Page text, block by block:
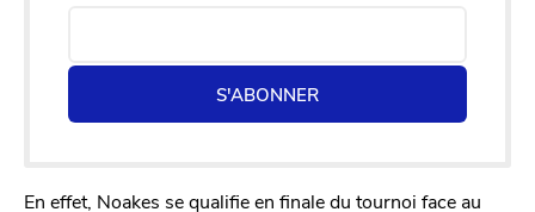
S'ABONNER
En effet, Noakes se qualifie en finale du tournoi face au